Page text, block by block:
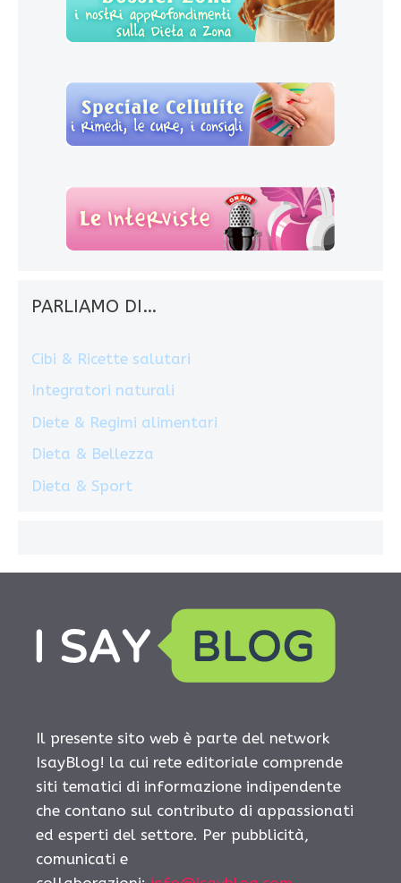
PARLIAMO DI…
Cibi & Ricette salutari
Integratori naturali
Diete & Regimi alimentari
Dieta & Bellezza
Dieta & Sport
Il presente sito web è parte del network
IsayBlog! la cui rete editoriale comprende
siti tematici di informazione indipendente
che contano sul contributo di appassionati
ed esperti del settore. Per pubblicità,
comunicati e